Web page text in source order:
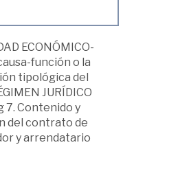
ECONÓMICO-
función o la
tipológica del
JURÍDICO
7. Contenido y
del contrato de
y arrendatario